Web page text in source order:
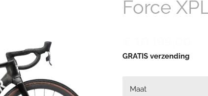
Force
GRATIS verzending
Maat